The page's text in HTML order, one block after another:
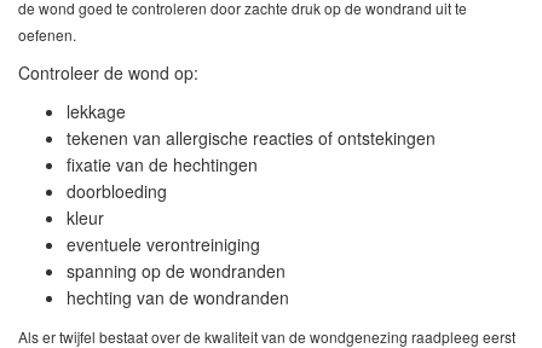
de wond goed te controleren door zachte druk op de wondrand uit te
oefenen.
Controleer de wond op:
lekkage
tekenen van allergische reacties of ontstekingen
fixatie van de hechtingen
doorbloeding
kleur
eventuele verontreiniging
spanning op de wondranden
hechting van de wondranden
Als er twijfel bestaat over de kwaliteit van de wondgenezing raadpleeg eerst